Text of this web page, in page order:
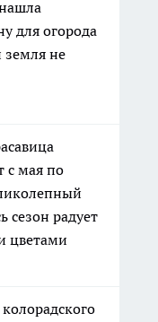
для огорода
земля не
с мая по
сезон радует